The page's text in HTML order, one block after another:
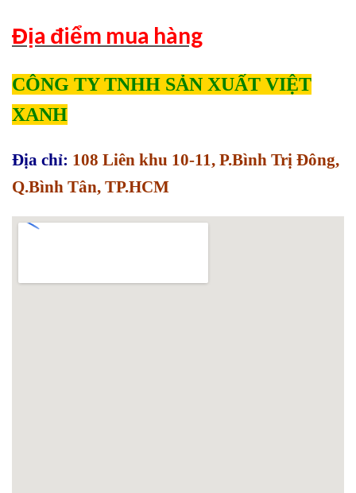
Địa điểm mua hàng
CÔNG TY TNHH SẢN XUẤT VIỆT
XANH
Địa chỉ: 108 Liên khu 10-11, P.Bình Trị Đông,
Q.Bình Tân, TP.HCM